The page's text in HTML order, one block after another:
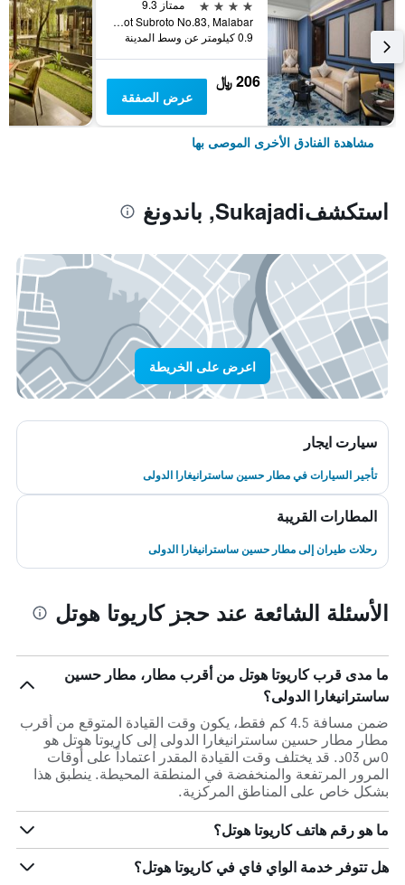
4 نجوم
ممتاز 9.3
Jl. Jendral Gatot Subroto No.83, Malabar, باندونغ, إندونيسيا
0.9 كيلومتر عن وسط المدينة
206 ﷼
عرض الصفقة
مشاهدة الفنادق الأخرى الموصى بها
استكشفSukajadi, باندونغ
اعرض على الخريطة
سيارت ايجار
تأجير السيارات في مطار حسين ساسترانيغارا الدولى
المطارات القريبة
رحلات طيران إلى مطار حسين ساسترانيغارا الدولى
الأسئلة الشائعة عند حجز كاريوتا هوتل
ما مدى قرب كاريوتا هوتل من أقرب مطار، مطار حسين
ساسترانيغارا الدولى؟
ضمن مسافة 4.5 كم فقط، يكون وقت القيادة المتوقع من أقرب
مطار مطار حسين ساسترانيغارا الدولى إلى كاريوتا هوتل هو
0س 03د. قد يختلف وقت القيادة المقدر اعتماداً على أوقات
المرور المرتفعة والمنخفضة في المنطقة المحيطة. ينطبق هذا
بشكل خاص على المناطق المركزية.
ما هو رقم هاتف كاريوتا هوتل؟
هل تتوفر خدمة الواي فاي في كاريوتا هوتل؟